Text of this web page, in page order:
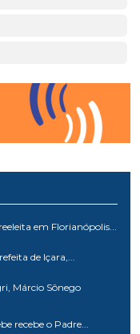
em Florianópolis...
de Içara,...
Márcio Sônego
recebe o Padre...